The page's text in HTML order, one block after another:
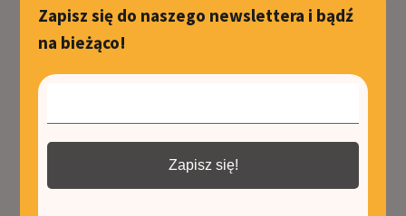
Zapisz się do naszego newslettera i bądź
na bieżąco!
Zapisz się!